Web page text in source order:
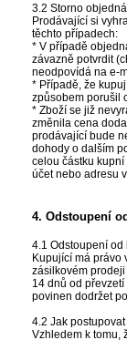
3.2 Storno
Prodávající si
těchto případech:
* V případě
závazně potvrdit
neodpovídá na e-
* Případě, že
způsobem porušil
* Zboží se již
změnila cena
prodávající bude
dohody o dalším
celou částku
účet nebo adresu
4. Odstoupení
4.1 Odstoupení
Kupující má právo
zásilkovém
14 dnů od
povinen dodržet
4.2 Jak
Vzhledem k tomu,